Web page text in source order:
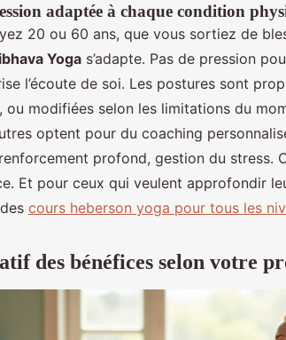
adaptée à chaque condition
20 ou 60 ans, que vous sortiez de
Yoga s’adapte. Pas de pression
l’écoute de soi. Les postures sont
ou modifiées selon les limitations du
optent pour du coaching
profond, gestion du stress.
Et pour ceux qui veulent approfondir
cours heberson yoga pour tous les
des bénéfices selon votre